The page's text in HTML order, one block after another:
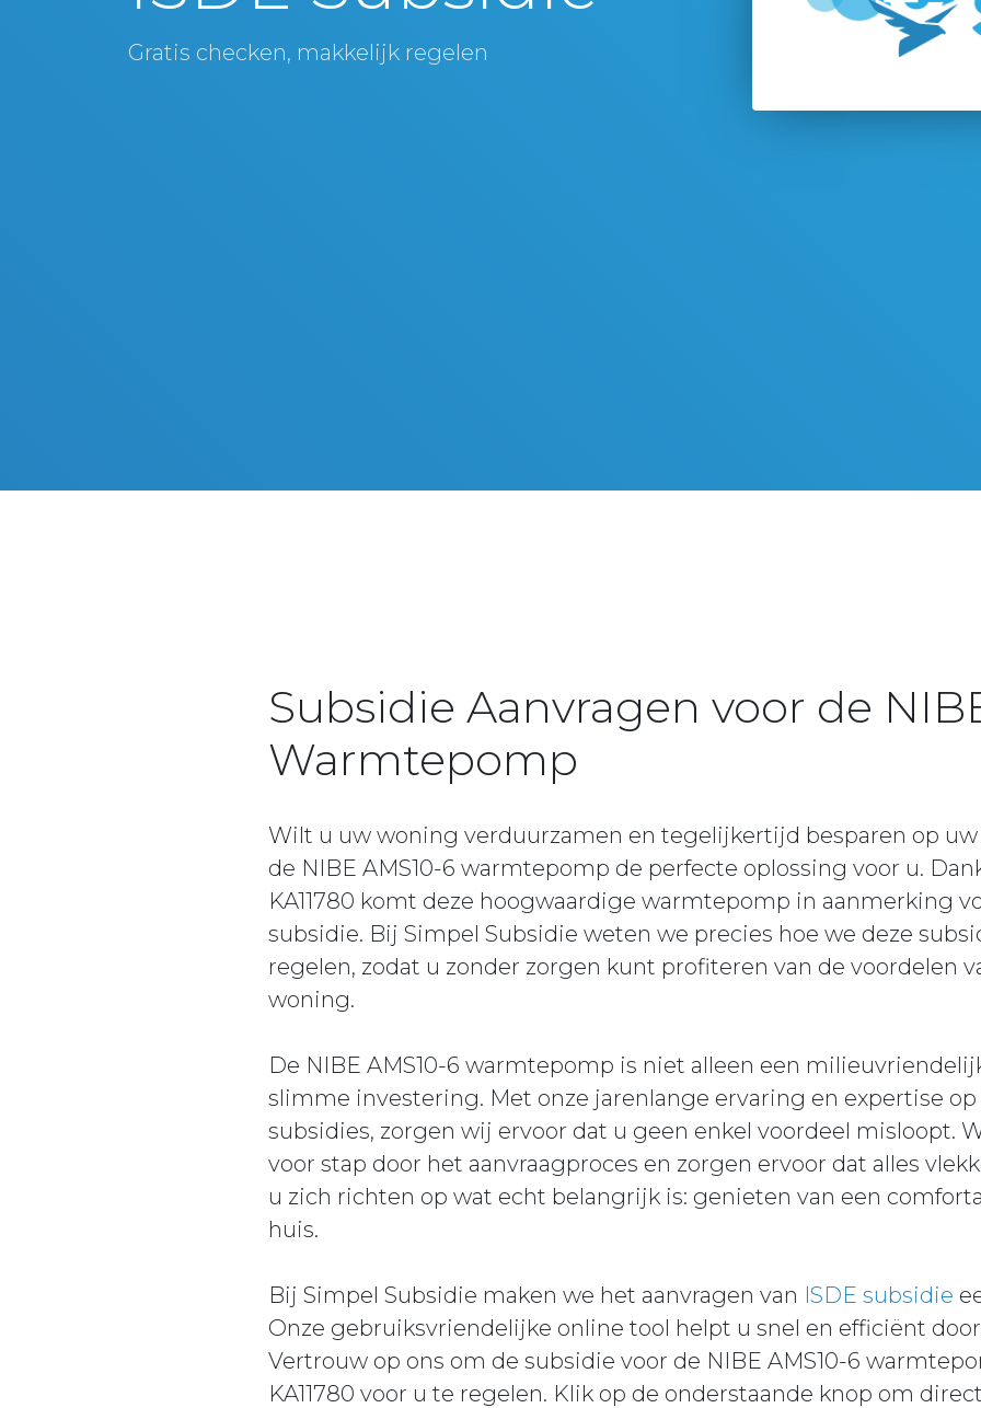
Gratis checken, makkelijk regelen
Subsidie Aanvragen voor de
Warmtepomp
Wilt u uw woning verduurzamen en tegelijkertijd besparen op
de NIBE AMS10-6 warmtepomp de perfecte oplossing voor u.
KA11780 komt deze hoogwaardige warmtepomp in aanmerking
subsidie. Bij Simpel Subsidie weten we precies hoe we deze
regelen, zodat u zonder zorgen kunt profiteren van de voordelen
woning.
De NIBE AMS10-6 warmtepomp is niet alleen een
slimme investering. Met onze jarenlange ervaring en expertise
subsidies, zorgen wij ervoor dat u geen enkel voordeel misloopt.
voor stap door het aanvraagproces en zorgen ervoor dat alles
u zich richten op wat echt belangrijk is: genieten van een
huis.
Bij Simpel Subsidie maken we het aanvragen van ISDE subsidie
Onze gebruiksvriendelijke online tool helpt u snel en efficiënt
Vertrouw op ons om de subsidie voor de NIBE AMS10-6
KA11780 voor u te regelen. Klik op de onderstaande knop om